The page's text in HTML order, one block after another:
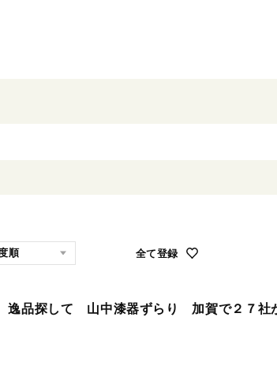
全て登録
品探して 山中漆器ずらり 加賀で２７社